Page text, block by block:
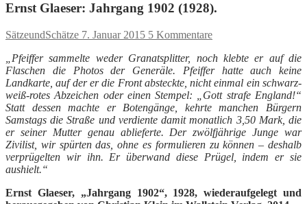
Ernst Glaeser: Jahrgang 1902 (1928).
SätzeundSchätze 7. Januar 2015 5 Kommentare
„Pfeiffer sammelte weder Granatsplitter, noch klebte er auf die
Flaschen die Photos der Generäle. Pfeiffer hatte auch keine
Landkarte, auf der er die Front absteckte, nicht einmal ein schwarz-
weiß-rotes Abzeichen oder einen Stempel: „Gott strafe England!“
Statt dessen machte er Botengänge, kehrte manchen Bürgern
Samstags die Straße und verdiente damit monatlich 3,50 Mark, die
er seiner Mutter genau ablieferte. Der zwölfjährige Junge war
Zivilist, wir spürten das, ohne es formulieren zu können – deshalb
verprügelten wir ihn. Er überwand diese Prügel, indem er sie
aushielt.“
Ernst Glaeser, „Jahrgang 1902“, 1928, wiederaufgelegt und